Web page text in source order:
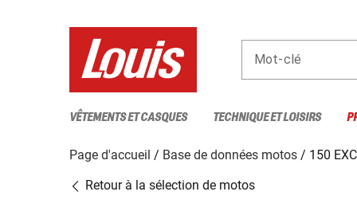
Mot-clé
VÊTEMENTS ET CASQUES TECHNIQUE ET LOISIRS
Page d'accueil Base de données motos
150
Retour à la sélection de motos